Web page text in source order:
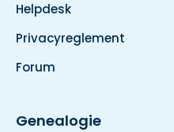
Helpdesk
Privacyreglement
Forum
Genealogie